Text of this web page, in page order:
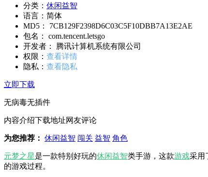
分类： 休闲益智
语言：简体
MD5： 7CB129F2398D6C03C5F10DBB7A13E2AE
包名： com.tencent.letsgo
开发者： 腾讯计算机系统有限公司
权限： 查看详情
隐私： 查看隐私
立即下载
无病毒无插件
内容介绍下载地址网友评论
为您推荐： 休闲益智 闯关 益智 角色
元梦之星是一款特别好玩的休闲益智类手游，这款游戏采用
的游戏过程。